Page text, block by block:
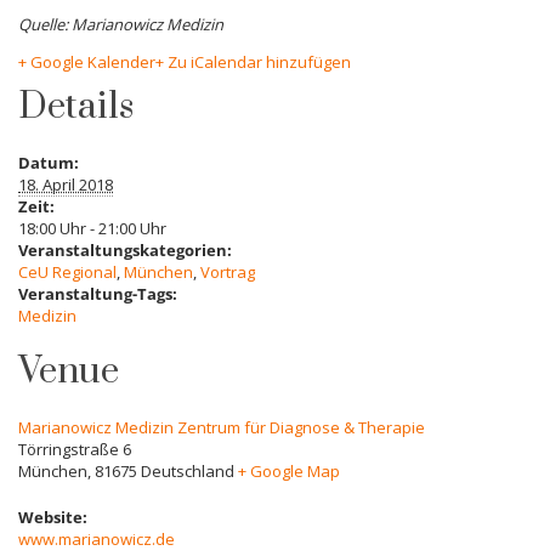
Quelle: Marianowicz Medizin
+ Google Kalender+ Zu iCalendar hinzufügen
Details
Datum:
18. April 2018
Zeit:
18:00 Uhr - 21:00 Uhr
Veranstaltungskategorien:
CeU Regional,München,Vortrag
Veranstaltung-Tags:
Medizin
Venue
Marianowicz Medizin Zentrum für Diagnose & Therapie
Törringstraße 6
München, 81675 Deutschland + Google Map
Website:
www.marianowicz.de